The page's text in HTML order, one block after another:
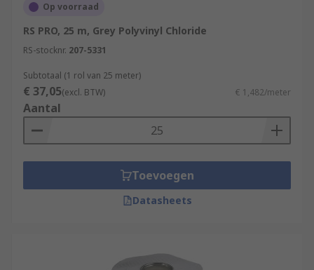
Op voorraad
RS PRO, 25 m, Grey Polyvinyl Chloride
RS-stocknr. 207-5331
Subtotaal (1 rol van 25 meter)
€ 37,05(excl. BTW) € 1,482/meter
Aantal
Toevoegen
Datasheets